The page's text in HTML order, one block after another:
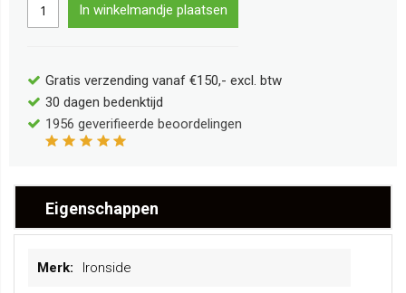
In winkelmandje plaatsen
Gratis verzending vanaf €150,- excl. btw
30 dagen bedenktijd
1956 geverifieerde beoordelingen
Eigenschappen
Ironside